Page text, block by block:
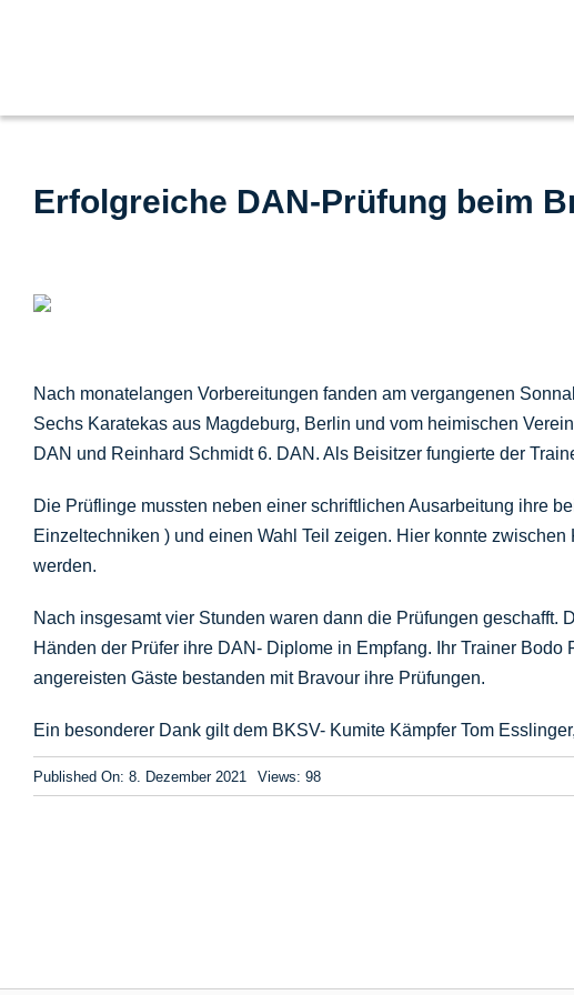
Erfolgreiche DAN-Prüfung beim
Nach monatelangen Vorbereitungen fanden am vergangenen
Sechs Karatekas aus Magdeburg, Berlin und vom heimischen
DAN und Reinhard Schmidt 6. DAN. Als Beisitzer fungierte der
Die Prüflinge mussten neben einer schriftlichen Ausarbeitung ihre
Einzeltechniken ) und einen Wahl Teil zeigen. Hier konnte
werden.
Nach insgesamt vier Stunden waren dann die Prüfungen
Händen der Prüfer ihre DAN- Diplome in Empfang. Ihr Trainer
angereisten Gäste bestanden mit Bravour ihre Prüfungen.
Ein besonderer Dank gilt dem BKSV- Kumite Kämpfer Tom
Published On: 8. Dezember 2021 Views: 98